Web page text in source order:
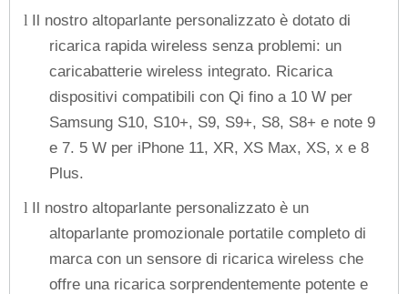
l Il nostro altoparlante personalizzato è dotato di
ricarica rapida wireless senza problemi: un
caricabatterie wireless integrato. Ricarica
dispositivi compatibili con Qi fino a 10 W per
Samsung S10, S10+, S9, S9+, S8, S8+ e note 9
e 7. 5 W per iPhone 11, XR, XS Max, XS, x e 8
Plus.
l Il nostro altoparlante personalizzato è un
altoparlante promozionale portatile completo di
marca con un sensore di ricarica wireless che
offre una ricarica sorprendentemente potente e